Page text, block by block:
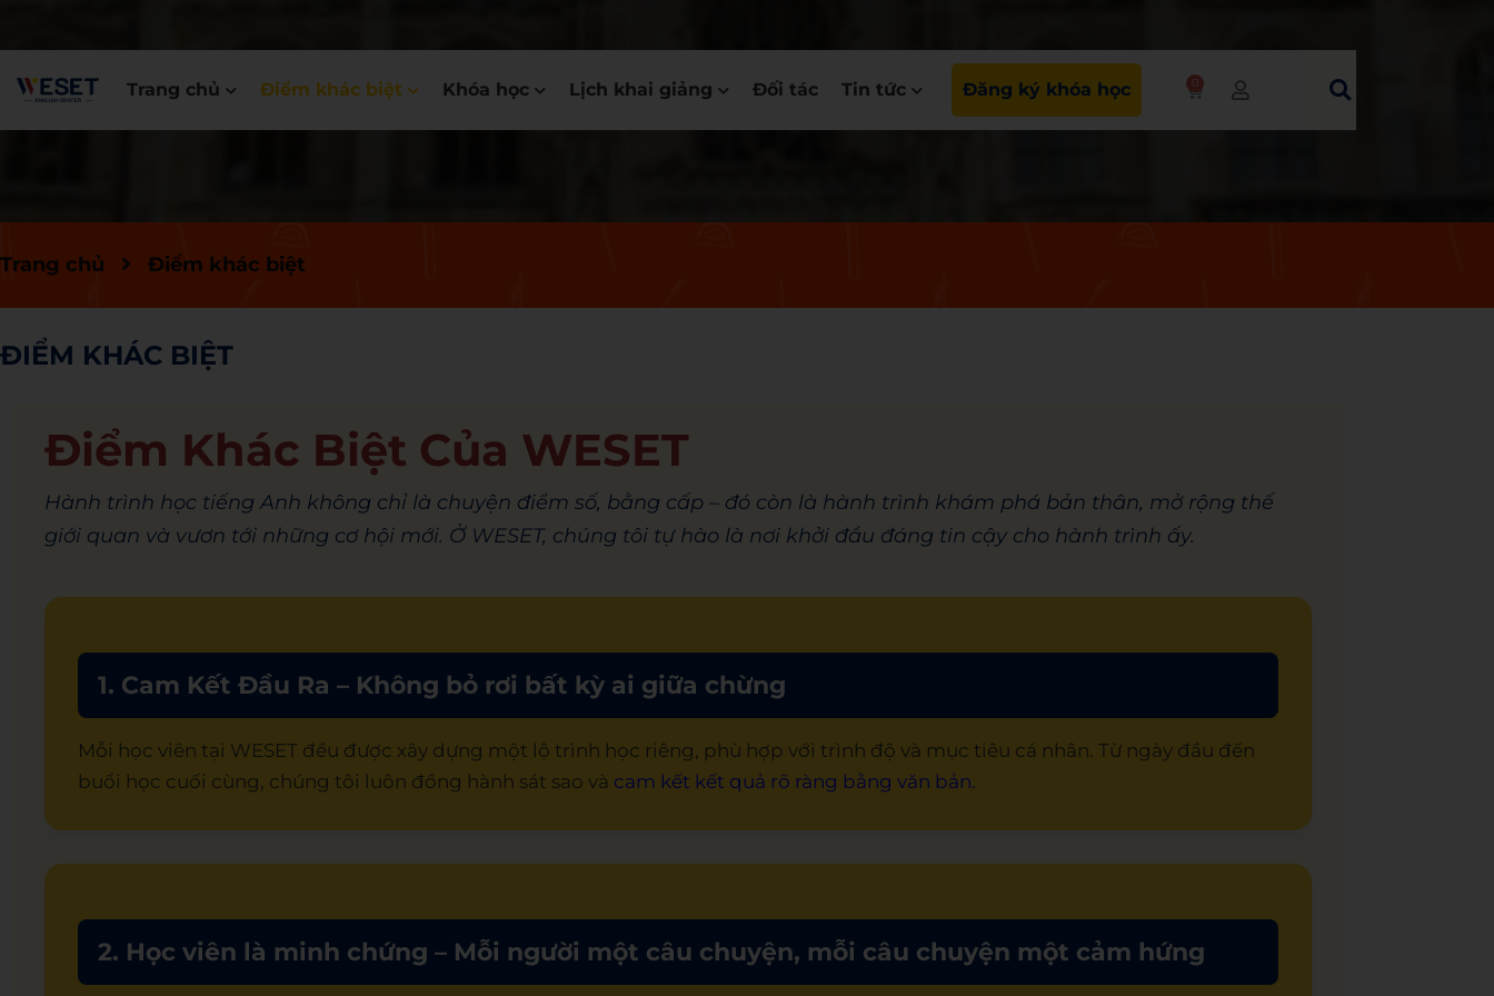
Trang chủ Điểm khác biệt Khóa học Lịch khai giảng Đối tác Tin tức Đăng ký khóa học 0
Trang chủ Điểm khác biệt
ĐIỂM KHÁC BIỆT
Điểm Khác Biệt Của WESET
Hành trình học tiếng Anh không chỉ là chuyện điểm số, bằng cấp – đó còn là hành trình khám phá bản thân, mở rộng thế
giới quan và vươn tới những cơ hội mới. Ở WESET, chúng tôi tự hào là nơi khởi đầu đáng tin cậy cho hành trình ấy.
1. Cam Kết Đầu Ra – Không bỏ rơi bất kỳ ai giữa chừng
Mỗi học viên tại WESET đều được xây dựng một lộ trình học riêng, phù hợp với trình độ và mục tiêu cá nhân. Từ ngày đầu đến
buổi học cuối cùng, chúng tôi luôn đồng hành sát sao và cam kết kết quả rõ ràng bằng văn bản.
2. Học viên là minh chứng – Mỗi người một câu chuyện, mỗi câu chuyện một cảm hứng